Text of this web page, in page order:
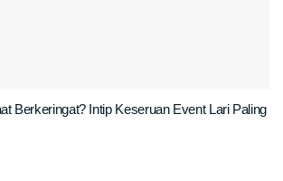
Berkeringat? Intip Keseruan Event Lari Paling